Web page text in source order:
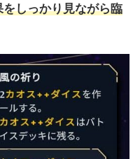
しっかり見ながら臨